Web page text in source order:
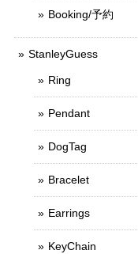
Booking/予約
StanleyGuess
Ring
Pendant
DogTag
Bracelet
Earrings
KeyChain